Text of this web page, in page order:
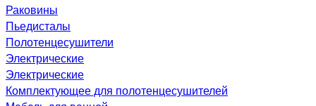
Раковины
Пьедисталы
Полотенцесушители
Электрические
Электрические
Комплектующее для полотенцесушителей